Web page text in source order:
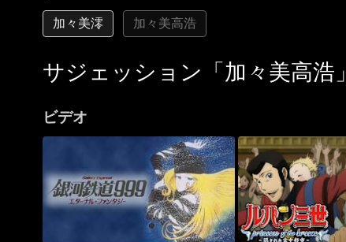
加々美澪 加々美高浩
サジェッション「加々美高浩」
ビデオ